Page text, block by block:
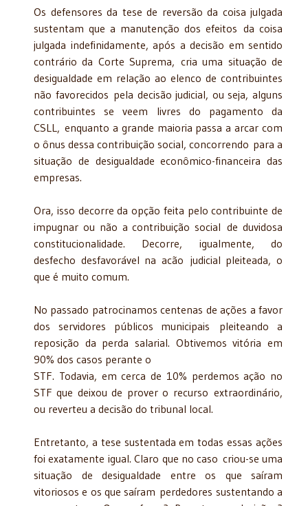
Os defensores da tese de reversão da coisa julgada
sustentam que a manutenção dos efeitos da coisa
julgada indefinidamente, após a decisão em sentido
contrário da Corte Suprema, cria uma situação de
desigualdade em relação ao elenco de contribuintes
não favorecidos pela decisão judicial, ou seja, alguns
contribuintes se veem livres do pagamento da
CSLL, enquanto a grande maioria passa a arcar com
o ônus dessa contribuição social, concorrendo para a
situação de desigualdade econômico-financeira das
empresas.
Ora, isso decorre da opção feita pelo contribuinte de
impugnar ou não a contribuição social de duvidosa
constitucionalidade. Decorre, igualmente, do
desfecho desfavorável na acão judicial pleiteada, o
que é muito comum.
No passado patrocinamos centenas de ações a favor
dos servidores públicos municipais pleiteando a
reposição da perda salarial. Obtivemos vitória em
90% dos casos perante o
STF. Todavia, em cerca de 10% perdemos ação no
STF que deixou de prover o recurso extraordinário,
ou reverteu a decisão do tribunal local.
Entretanto, a tese sustentada em todas essas ações
foi exatamente igual. Claro que no caso criou-se uma
situação de desigualdade entre os que saíram
vitoriosos e os que saíram perdedores sustentando a